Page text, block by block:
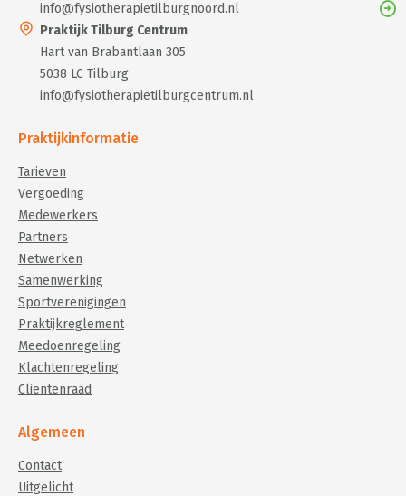
info@fysiotherapietilburgnoord.nl
Praktijk Tilburg Centrum
Hart van Brabantlaan 305
5038 LC Tilburg
info@fysiotherapietilburgcentrum.nl
Praktijkinformatie
Tarieven
Vergoeding
Medewerkers
Partners
Netwerken
Samenwerking
Sportverenigingen
Praktijkreglement
Meedoenregeling
Klachtenregeling
Cliëntenraad
Algemeen
Contact
Uitgelicht